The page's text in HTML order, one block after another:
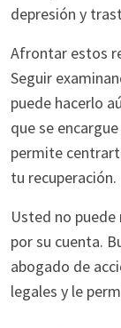
depresión y
Afrontar estos
Seguir
puede hacerlo
que se
permite
tu recuperación.
Usted no
por su cuenta.
abogado de
legales y le